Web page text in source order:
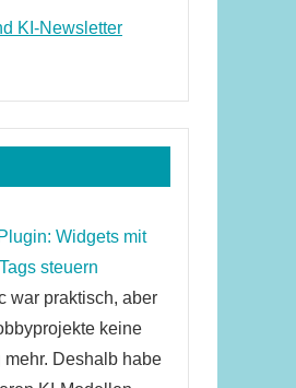
Widgets mit
steuern
war praktisch, aber
keine
mehr. Deshalb habe